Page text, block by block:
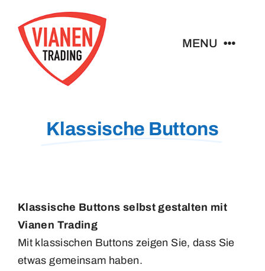
naar
inhoud
MENU
Buttons
Abzeichen
Schlüsselanhänger
Klassische Buttons
Klassische Buttons selbst gestalten mit
Vianen Trading
Mit klassischen Buttons zeigen Sie, dass Sie
etwas gemeinsam haben.